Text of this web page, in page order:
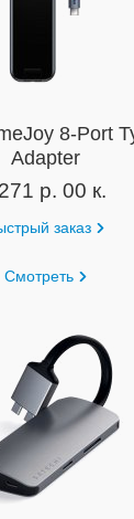
8-Port
Adapter
271 р. 00 к.
заказ
Смотреть